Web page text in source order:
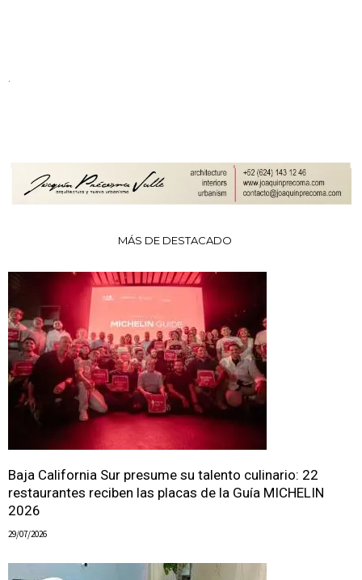
MÁS DE DESTACADO
Baja California Sur presume su talento culinario: 22
restaurantes reciben las placas de la Guía MICHELIN
2026
29/07/2026